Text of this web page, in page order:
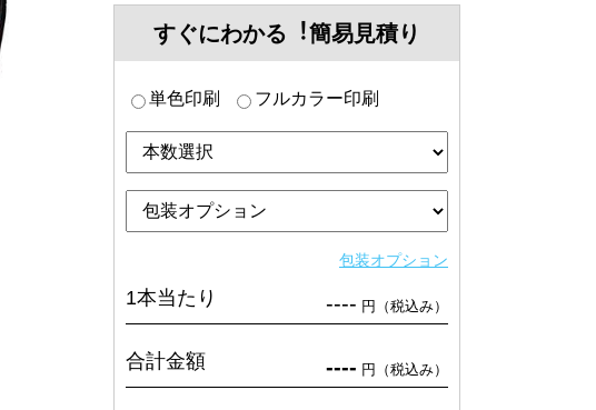
すぐにわかる︕簡易見積り
単色印刷 フルカラー印刷
包装オプション
1本当たり ---- 円（税込み）
合計金額 ---- 円（税込み）